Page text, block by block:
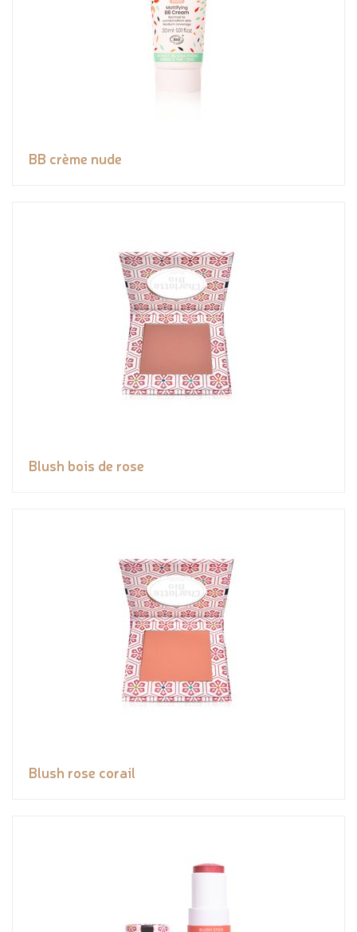
BB crème nude
Blush bois de rose
Blush rose corail